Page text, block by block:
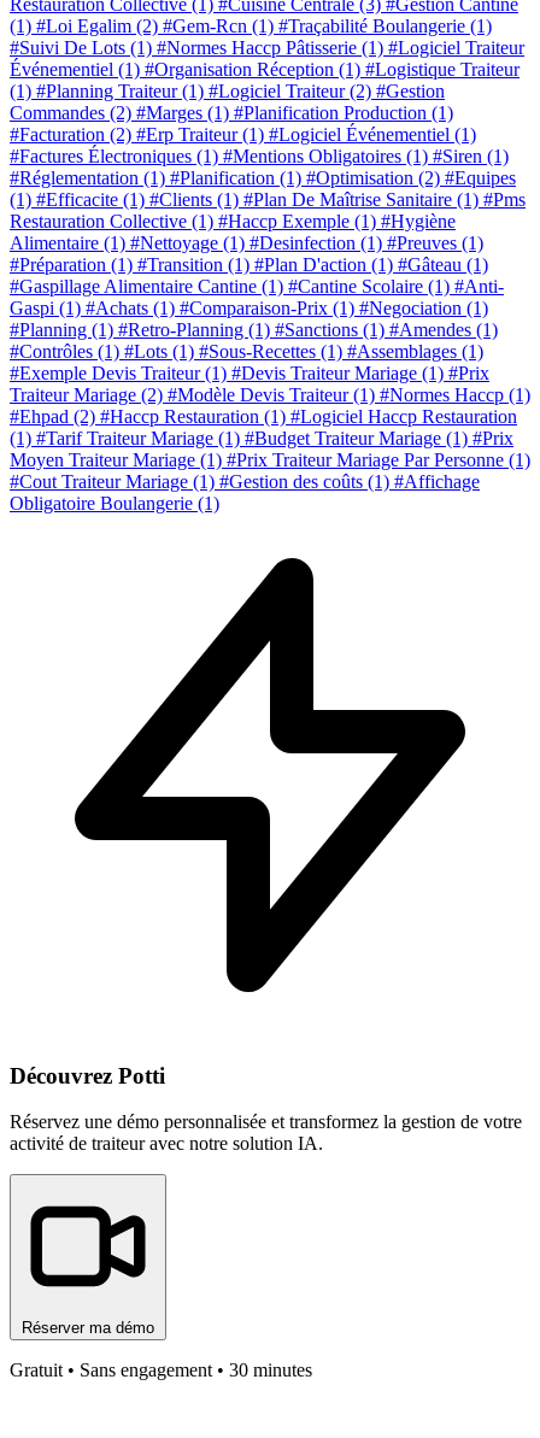
(1) #Loi Egalim (2) #Gem-Rcn (1) #Traçabilité Boulangerie (1)
#Suivi De Lots (1) #Normes Haccp Pâtisserie (1) #Logiciel Traiteur
Événementiel (1) #Organisation Réception (1) #Logistique Traiteur
(1) #Planning Traiteur(1) #Logiciel Traiteur(2) #Gestion
Commandes (2) #Marges (1) #Planification Production (1)
#Facturation (2) #Erp Traiteur(1) #Logiciel Événementiel (1)
#Factures Électroniques (1) #Mentions Obligatoires (1) #Siren (1)
#Réglementation (1) #Planification (1) #Optimisation (2) #Equipes
(1) #Efficacite (1) #Clients (1) #Plan De Maîtrise Sanitaire (1) #Pms
Restauration Collective (1) #Haccp Exemple (1) #Hygiène
Alimentaire (1) #Nettoyage (1) #Desinfection (1) #Preuves (1)
#Préparation (1) #Transition (1) #Plan D'action (1) #Gâteau (1)
#Gaspillage Alimentaire Cantine (1) #Cantine Scolaire (1) #Anti-
Gaspi (1) #Achats (1) #Comparaison-Prix (1) #Negociation (1)
#Planning (1) #Retro-Planning (1) #Sanctions (1) #Amendes (1)
#Contrôles (1) #Lots (1) #Sous-Recettes (1) #Assemblages (1)
#Exemple Devis Traiteur(1) #Devis Traiteur Mariage (1) #Prix
Traiteur Mariage (2) #Modèle Devis Traiteur(1) #Normes Haccp (1)
#Ehpad (2) #Haccp Restauration (1) #Logiciel Haccp Restauration
(1) #Tarif Traiteur Mariage (1) #Budget Traiteur Mariage (1) #Prix
Moyen Traiteur Mariage (1) #Prix Traiteur Mariage Par Personne (1)
#Cout Traiteur Mariage (1) #Gestion des coûts (1) #Affichage
Obligatoire Boulangerie (1)
Découvrez Potti
Réservez une démo personnalisée et transformez la gestion de votre
activité de traiteur avec notre solution IA.
Réserver ma démo
Gratuit • Sans engagement • 30 minutes